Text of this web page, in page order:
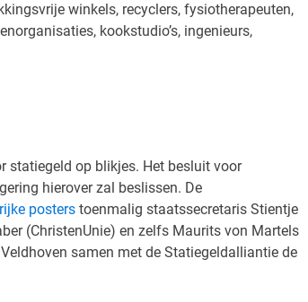
winkels, recyclers, fysiotherapeuten,
kookstudio’s, ingenieurs,
statiegeld op blikjes. Het besluit voor
hierover zal beslissen. De
posters toenmalig staatssecretaris Stientje
(ChristenUnie) en zelfs Maurits von Martels
samen met de Statiegeldalliantie de